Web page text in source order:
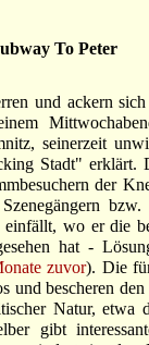
To Peter
und ackern
seinerzeit
Stadt" erklärt.
der
bzw.
einfällt, wo er die
hat -
zuvor). Die
und bescheren
Natur, etwa
gibt